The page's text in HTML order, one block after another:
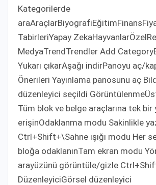
Kategorilerde
TabirleriYapay
MedyaTrendTrendler Add
Yukarı çıkarAşağı indirPanoyu aç/
Önerileri Yayınlama panosunu aç
düzenleyici seçildi
Tüm blok ve belge araçlarına tek bir
erişinOdaklanma modu Sakinlikle
Ctrl+Shift+\Sahne ışığı modu Her
bloğa odaklanınTam ekran modu
arayüzünü görüntüle/gizle
DüzenleyiciGörsel düzenleyici